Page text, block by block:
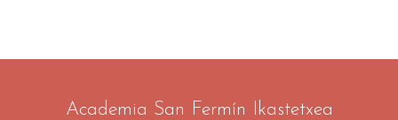
Academia San Fermín Ikastetxea